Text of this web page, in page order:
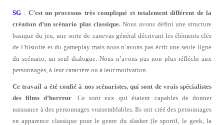
SG : C’est un processus très compliqué et totalement différent de la
création d’un scénario plus classique.Nous avons défini une structure
basique du jeu, une sorte de canevas général décrivant les éléments clés
de l’histoire et du gameplay mais nous n’avons pas écrit une seule ligne
du scénario, un seul dialogue. Nous n’avons pas non plus réfléchi aux
personnages, à leur caractère ou à leur motivation.
Ce travail a été confié à nos scénaristes, qui sont de vrais spécialistes
des films d’horreur . Ce sont eux qui étaient capables de donner
naissance à des personnages vraisemblables. Ils ont créé des personnages
en apparence classique pour le genre du slasher (le sportif, le geek, la